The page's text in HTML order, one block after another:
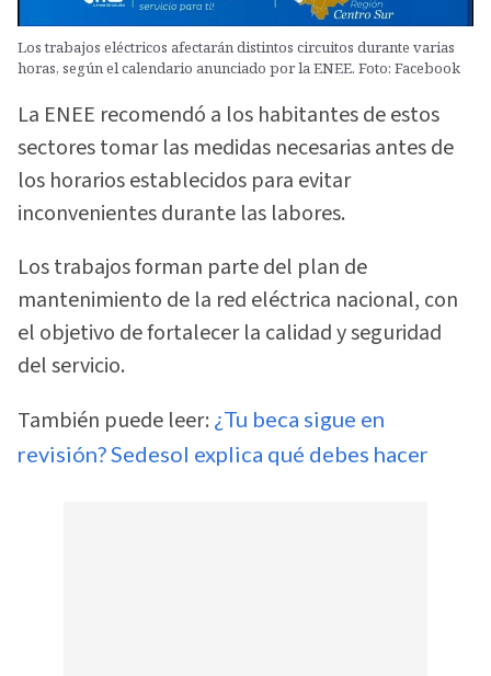
Los trabajos eléctricos afectarán distintos circuitos durante varias
horas, según el calendario anunciado por la ENEE. Foto: Facebook
La ENEE recomendó a los habitantes de estos
sectores tomar las medidas necesarias antes de
los horarios establecidos para evitar
inconvenientes durante las labores.
Los trabajos forman parte del plan de
mantenimiento de la red eléctrica nacional, con
el objetivo de fortalecer la calidad y seguridad
del servicio.
También puede leer: ¿Tu beca sigue en
revisión? Sedesol explica qué debes hacer